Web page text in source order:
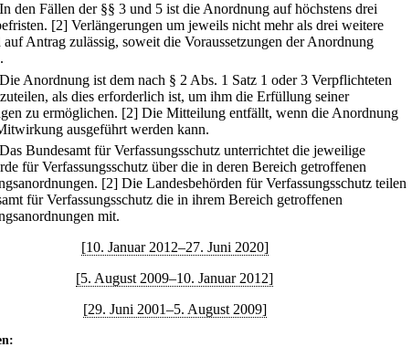
den Fällen der §§ 3 und 5 ist die Anordnung auf höchstens drei
[2] Verlängerungen um jeweils nicht mehr als drei weitere
Antrag zulässig, soweit die Voraussetzungen der Anordnung
Anordnung ist dem nach § 2 Abs. 1 Satz 1 oder 3 Verpflichteten
als dies erforderlich ist, um ihm die Erfüllung seiner
zu ermöglichen. [2] Die Mitteilung entfällt, wenn die Anordnung
ausgeführt werden kann.
Bundesamt für Verfassungsschutz unterrichtet die jeweilige
für Verfassungsschutz über die in deren Bereich getroffenen
[2] Die Landesbehörden für Verfassungsschutz teilen
für Verfassungsschutz die in ihrem Bereich getroffenen
mit.
[10. Januar 2012–27. Juni 2020]
[5. August 2009–10. Januar 2012]
[29. Juni 2001–5. August 2009]